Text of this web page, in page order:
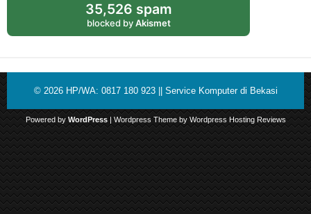
35,526 spam
blocked byAkismet
© 2026 HP/WA: 0817 180 923 || Service Komputer di Bekasi
Powered by WordPress| Wordpress Theme by Wordpress Hosting Reviews